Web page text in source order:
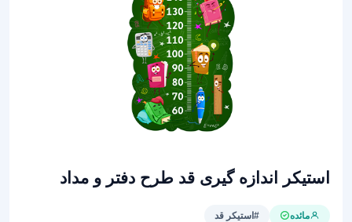
استیکر اندازه گیری قد طرح دفتر و مداد
مائده #استیکر قد